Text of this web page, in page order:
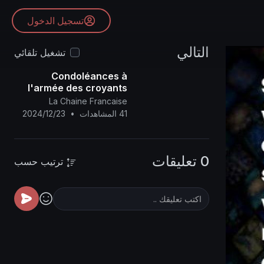
تسجيل الدخول
التالي
تشغيل تلقائي
Condoléances à
l'armée des croyants
pour la libération de la
Palestine et à toute la
La Chaine Francaise
41 المشاهدات
•
2024/12/23
0 تعليقات ترتيب حسب